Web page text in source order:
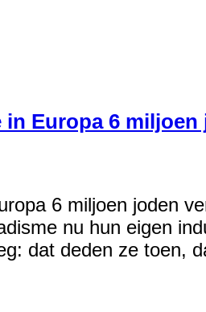
Europa 6
6 miljoen joden
nu hun eigen
dat deden ze